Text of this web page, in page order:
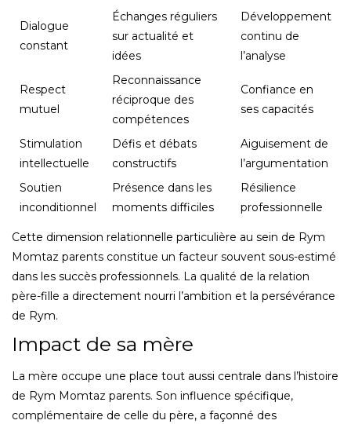
Dialogue
constant
Échanges réguliers
sur actualité et
idées
Développement
continu de
l’analyse
Respect
mutuel
Reconnaissance
réciproque des
compétences
Confiance en
ses capacités
Stimulation
intellectuelle
Défis et débats
constructifs
Aiguisement de
l’argumentation
Soutien
inconditionnel
Présence dans les
moments difficiles
Résilience
professionnelle
Cette dimension relationnelle particulière au sein de Rym
Momtaz parents constitue un facteur souvent sous-estimé
dans les succès professionnels. La qualité de la relation
père-fille a directement nourri l’ambition et la persévérance
de Rym.
Impact de sa mère
La mère occupe une place tout aussi centrale dans l’histoire
de Rym Momtaz parents. Son influence spécifique,
complémentaire de celle du père, a façonné des